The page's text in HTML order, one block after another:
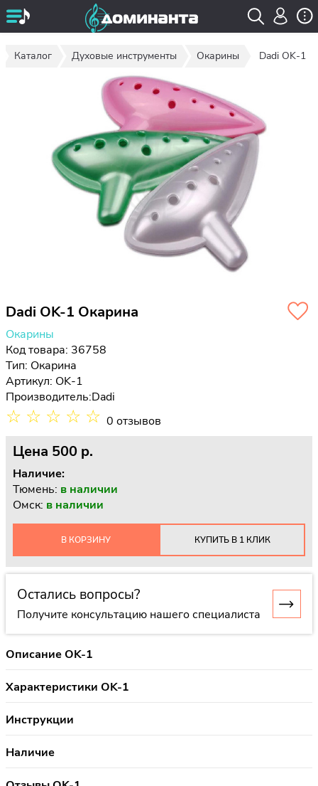
Каталог Духовые инструменты Окарины Dadi OK-1
Dadi OK-1 Окарина
Окарины
Код товара: 36758
Тип: Окарина
Артикул: OK-1
Производитель:Dadi
☆ ☆ ☆ ☆ ☆ 0 отзывов
Цена 500 p.
Наличие:
Тюмень: в наличии
Омск: в наличии
В КОРЗИНУ КУПИТЬ В 1 КЛИК
Остались вопросы?
Получите консультацию нашего специалиста
Описание OK-1
Характеристики OK-1
Инструкции
Наличие